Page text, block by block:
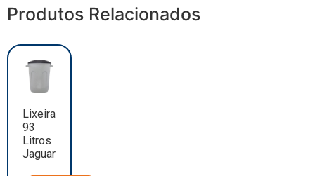
Produtos Relacionados
Lixeira
93
Litros
Jaguar